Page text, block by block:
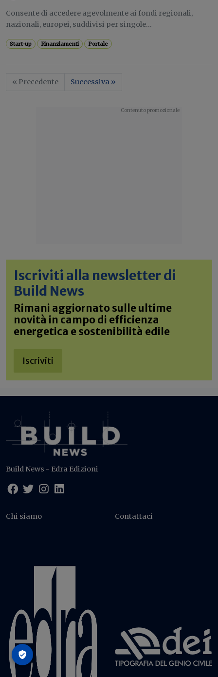
Consente di accedere agevolmente ai fondi regionali,
nazionali, europei, suddivisi per singole...
Start-up Finanziamenti Portale
« Precedente Successiva »
Iscriviti alla newsletter di
Build News
Rimani aggiornato sulle ultime
novità in campo di efficienza
energetica e sostenibilità edile
Iscriviti
Build News - Edra Edizioni
Chi siamo Contattaci